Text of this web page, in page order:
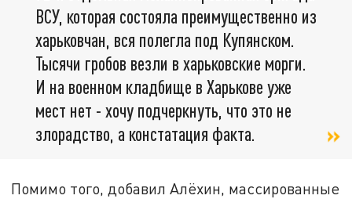
ВСУ, которая состояла преимущественно из
харьковчан, вся полегла под Купянском.
Тысячи гробов везли в харьковские морги.
И на военном кладбище в Харькове уже
мест нет - хочу подчеркнуть, что это не
злорадство, а констатация факта.
Помимо того, добавил Алёхин, массированные